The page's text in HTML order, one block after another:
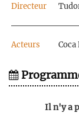
Directeur
Acteurs
Il n'y a